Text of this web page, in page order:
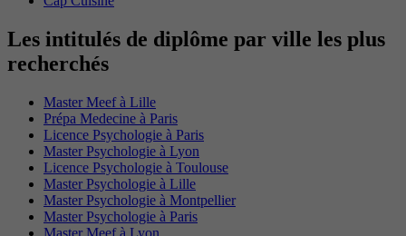
Les intitulés de diplôme par ville les plus
recherchés
Master Meef à Lille
Prépa Medecine à Paris
Licence Psychologie à Paris
Master Psychologie à Lyon
Licence Psychologie à Toulouse
Master Psychologie à Lille
Master Psychologie à Montpellier
Master Psychologie à Paris
Master Meef à Lyon